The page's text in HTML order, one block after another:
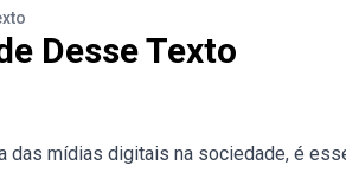
Desse Texto
das mídias digitais na sociedade, é